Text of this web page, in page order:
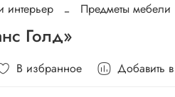
интерьер Предметы мебели
Голд»
В избранное Добавить